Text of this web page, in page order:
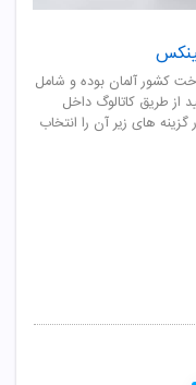
ساخت کشور آلمان بوده و شامل
از طریق کاتالوگ داخل
های زیر آن را انتخاب